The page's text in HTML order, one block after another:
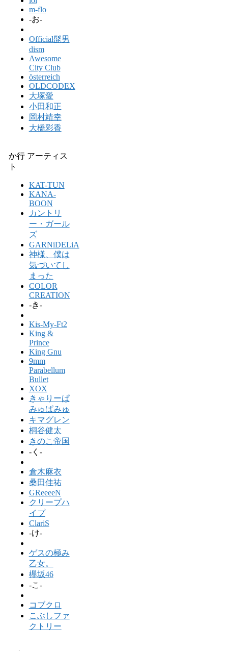
m-flo
-お-
Official髭男
dism
Awesome
City Club
österreich
OLDCODEX
大塚愛
小田和正
岡村靖幸
大橋彩香
か行 アーティス
ト
KAT-TUN
KANA-
BOON
カントリ
ー・ガール
ズ
GARNiDELiA
神様、僕は
気づいてし
まった
COLOR
CREATION
-き-
Kis-My-Ft2
King &
Prince
King Gnu
9mm
Parabellum
Bullet
XOX
きゃりーぱ
みゅぱみゅ
キマグレン
桐谷健太
きのこ帝国
-く-
倉木麻衣
桑田佳祐
GReeeeN
クリープハ
イプ
ClariS
-け-
ゲスの極み
乙女。
欅坂46
-こ-
コブクロ
こぶしファ
クトリー